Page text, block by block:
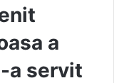
a
a servit